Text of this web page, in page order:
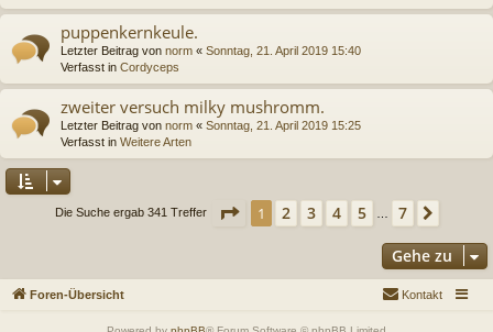
puppenkernkeule.
Letzter Beitrag von norm « Sonntag, 21. April 2019 15:40
Verfasst in Cordyceps
zweiter versuch milky mushromm.
Letzter Beitrag von norm « Sonntag, 21. April 2019 15:25
Verfasst in Weitere Arten
Die Suche ergab 341 Treffer Seite 1 von 7
1 2 3 4 5 7
Gehe zu
Foren-Übersicht Kontakt